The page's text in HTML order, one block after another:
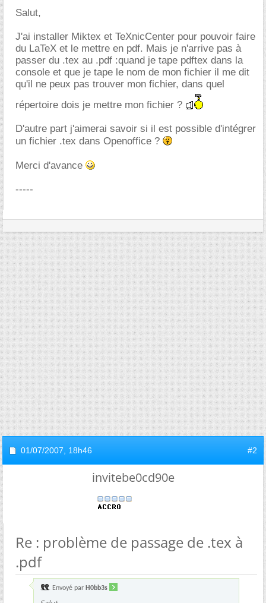
Salut,
J'ai installer Miktex et TeXnicCenter pour pouvoir faire
du LaTeX et le mettre en pdf. Mais je n'arrive pas à
passer du .tex au .pdf :quand je tape pdftex dans la
console et que je tape le nom de mon fichier il me dit
qu'il ne peux pas trouver mon fichier, dans quel
répertoire dois je mettre mon fichier ?
D'autre part j'aimerai savoir si il est possible d'intégrer
un fichier .tex dans Openoffice ?
Merci d'avance
-----
01/07/2007, 18h46 #2
invitebe0cd90e
Re : problème de passage de .tex à
.pdf
Envoyé par H0bb3s